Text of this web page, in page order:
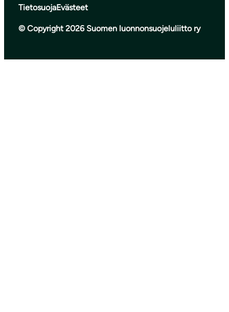
TietosuojaEvästeet
© Copyright 2026 Suomen luonnonsuojeluliitto ry